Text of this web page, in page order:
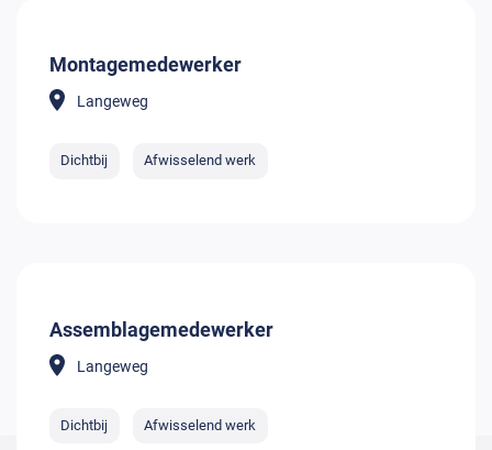
Montagemedewerker
Langeweg
Dichtbij Afwisselend werk
Assemblagemedewerker
Langeweg
Dichtbij Afwisselend werk